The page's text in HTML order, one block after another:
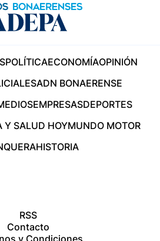
POLÍTICAECONOMÍAOPINIÓN
ADN BONAERENSE
EMPRESASDEPORTES
Y SALUD HOYMUNDO MOTOR
HISTORIA
RSS
Contacto
y Condiciones